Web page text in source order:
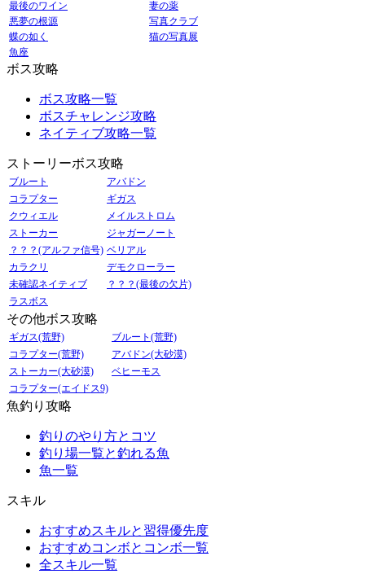
最後のワイン
妻の薬
悪夢の根源
写真クラブ
蝶の如く
猫の写真展
魚座
ボス攻略
ボス攻略一覧
ボスチャレンジ攻略
ネイティブ攻略一覧
ストーリーボス攻略
ブルート
アバドン
コラプター
ギガス
クウィエル
メイルストロム
ストーカー
ジャガーノート
？？？(アルファ信号) ベリアル
カラクリ
デモクローラー
未確認ネイティブ
？？？(最後の欠片)
ラスボス
その他ボス攻略
ギガス(荒野)
ブルート(荒野)
コラプター(荒野)
アバドン(大砂漠)
ストーカー(大砂漠)
ベヒーモス
コラプター(エイドス9)
魚釣り攻略
釣りのやり方とコツ
釣り場一覧と釣れる魚
魚一覧
スキル
おすすめスキルと習得優先度
おすすめコンボとコンボ一覧
全スキル一覧